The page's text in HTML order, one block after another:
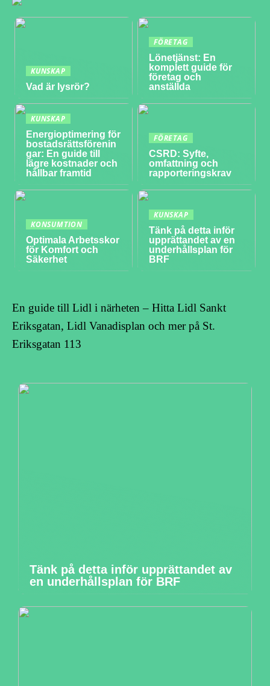
KUNSKAP
Vad är lysrör?
FÖRETAG
Lönetjänst: En
komplett guide för
företag och
anställda
KUNSKAP
Energioptimering för
bostadsrättsförenin
gar: En guide till
lägre kostnader och
hållbar framtid
FÖRETAG
CSRD: Syfte,
omfattning och
rapporteringskrav
KONSUMTION
Optimala Arbetsskor
för Komfort och
Säkerhet
KUNSKAP
Tänk på detta inför
upprättandet av en
underhållsplan för
BRF
En guide till Lidl i närheten – Hitta Lidl Sankt
Eriksgatan, Lidl Vanadisplan och mer på St.
Eriksgatan 113
Tänk på detta inför upprättandet av
en underhållsplan för BRF